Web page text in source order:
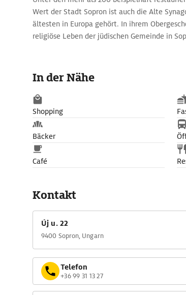
Wert der Stadt Sopron ist auch die Alte
ältesten in Europa gehört. In ihrem
religiöse Leben der jüdischen Gemeinde in
In der Nähe
Shopping
Bäcker
Café
Kontakt
Új u. 22
9400 Sopron, Ungarn
Telefon
+36 99 31 13 27